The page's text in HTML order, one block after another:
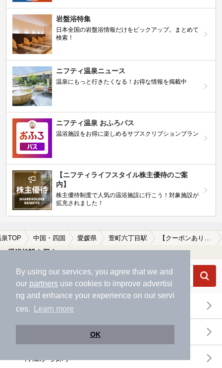
By using our services, you agree that we and
our partners use cookies to improve advertisi
ng and enhance your experience on our servi
ces.
Learn more
OK
岩盤浴特集
日本全国の岩盤浴情報だけをピックアップ。まとめて
検索！
ニフティ温泉ニュース
温泉にもっと行きたくなる！お得な情報を掲載中
ニフティ温泉 おふろパス
温浴施設をお得に楽しめるサブスクリプションプラン
【ニフティライフスタイル株主優待のご案
内】
株主優待制度で人気の温浴施設に行こう！対象施設が
拡充されました！
泉TOP 中国・四国 愛媛県 萱町六丁目駅 【クーポンあり】冷え性に効能がある萱町六丁目駅近くの温泉、日帰り温泉、スーパー銭湯おすすめ
温浴施設を探す
エリアから探す
特徴から探す